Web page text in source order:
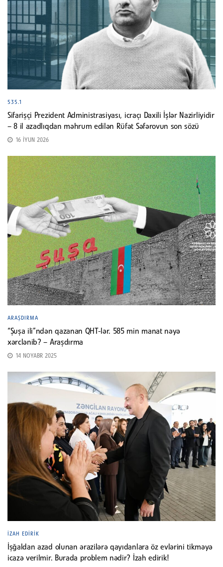
535.1
Sifarişçi Prezident Administrasiyası, icraçı Daxili İşlər Nazirliyidir
– 8 il azadlıqdan məhrum edilən Rüfət Səfərovun son sözü
16 İYUN 2026
ARAŞDIRMA
“Şuşa ili”ndən qazanan QHT-lər. 585 min manat nəyə
xərclənib? – Araşdırma
14 NOYABR 2025
İZAH EDIRIK
İşğaldan azad olunan ərazilərə qayıdanlara öz evlərini tikməyə
icazə verilmir. Burada problem nədir? İzah edirik!